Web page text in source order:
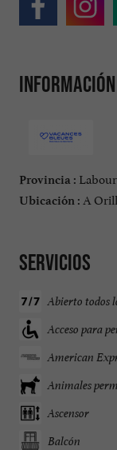
Provincia :
Ubicación : A
Servicios
Abierto todos
Acceso para
American
Animales
Ascensor
Balcón